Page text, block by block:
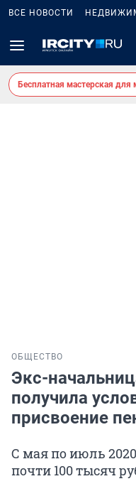
ВСЕ НОВОСТИ
Бесплатная мастерская для
ОБЩЕСТВО
Экс-
получила
присвоение
С мая по июль
почти 100 тысяч